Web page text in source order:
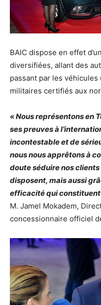
BAIC dispose en effet
diversifiées, allant des
passant par les
militaires certifiés aux
« Nous représentons en
ses preuves à
incontestable et de
nous nous apprêtons à
doute séduire nos
disposent, mais aussi
efficacité qui constituent
M. Jamel Mokadem,
concessionnaire officiel